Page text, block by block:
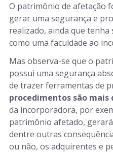
O patrimônio de afetação
gerar uma segurança e
realizado, ainda que tenha
como uma faculdade ao
Mas observa-se que o
possui uma segurança
de trazer ferramentas de
procedimentos são mais
da incorporadora, por
patrimônio afetado,
dentre outras
ou não, os adquirentes e